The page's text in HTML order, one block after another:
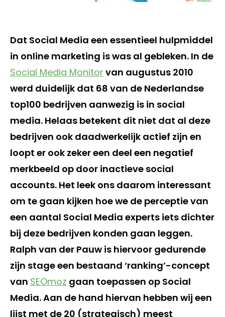
Dat Social Media een essentieel hulpmiddel
in online marketing is was al gebleken. In de
Social Media Monitor van augustus 2010
werd duidelijk dat 68 van de Nederlandse
top100 bedrijven aanwezig is in social
media. Helaas betekent dit niet dat al deze
bedrijven ook daadwerkelijk actief zijn en
loopt er ook zeker een deel een negatief
merkbeeld op door inactieve social
accounts. Het leek ons daarom interessant
om te gaan kijken hoe we de perceptie van
een aantal Social Media experts iets dichter
bij deze bedrijven konden gaan leggen.
Ralph van der Pauw is hiervoor gedurende
zijn stage een bestaand ‘ranking’-concept
van SEOmoz gaan toepassen op Social
Media. Aan de hand hiervan hebben wij een
lijst met de 20 (strategisch) meest